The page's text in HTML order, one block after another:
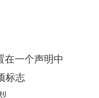
在一个声明中
标志